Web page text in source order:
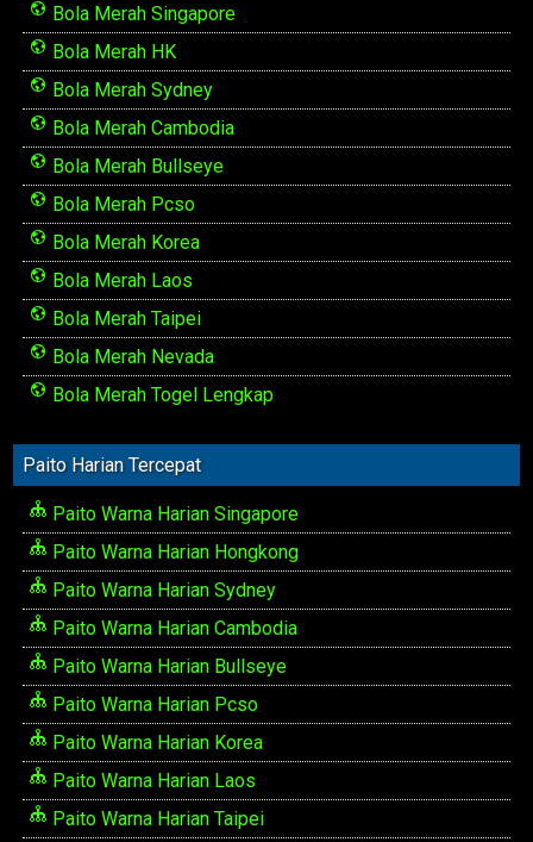
Bola Merah Singapore
Bola Merah HK
Bola Merah Sydney
Bola Merah Cambodia
Bola Merah Bullseye
Bola Merah Pcso
Bola Merah Korea
Bola Merah Laos
Bola Merah Taipei
Bola Merah Nevada
Bola Merah Togel Lengkap
Paito Harian Tercepat
Paito Warna Harian Singapore
Paito Warna Harian Hongkong
Paito Warna Harian Sydney
Paito Warna Harian Cambodia
Paito Warna Harian Bullseye
Paito Warna Harian Pcso
Paito Warna Harian Korea
Paito Warna Harian Laos
Paito Warna Harian Taipei